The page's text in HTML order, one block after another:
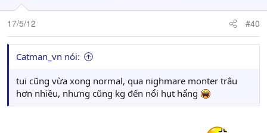
17/5/12 #40
Catman_vn nói:
tui cũng vừa xong normal, qua nighmare monter trâu
hơn nhiều, nhưng cũng kg đến nổi hụt hẩng